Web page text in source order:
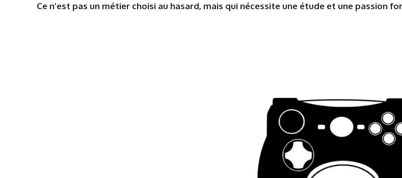
Ce n’est pas un métier choisi au hasard, mais qui nécessite une étude et une passion